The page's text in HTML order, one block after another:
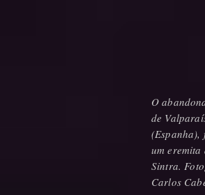
O
de
(Espanha),
um eremita
Sintra.
Carlos